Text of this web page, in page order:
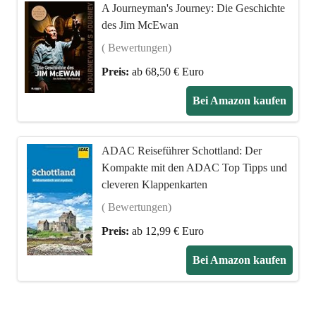
A Journeyman's Journey: Die Geschichte
des Jim McEwan
( Bewertungen)
Preis: ab 68,50 € Euro
Bei Amazon kaufen
ADAC Reiseführer Schottland: Der
Kompakte mit den ADAC Top Tipps und
cleveren Klappenkarten
( Bewertungen)
Preis: ab 12,99 € Euro
Bei Amazon kaufen